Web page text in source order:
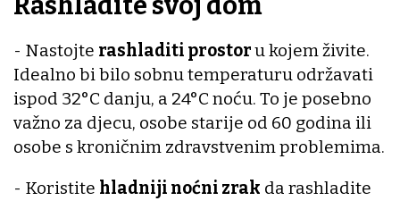
- Nastojte rashladiti prostoru kojem živite.
Idealno bi bilo sobnu temperaturu održavati
ispod 32°C danju, a 24°C noću. To je posebno
važno za djecu, osobe starije od 60 godina ili
osobe s kroničnim zdravstvenim problemima.
- Koristite hladniji noćni zrak da rashladite